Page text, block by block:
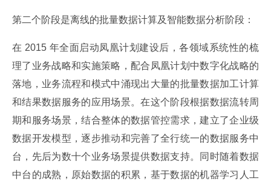
第二个阶段是离线的批量数据计算及智能数据分析阶段：
在 2015 年全面启动凤凰计划建设后，各领域系统性的梳
理了业务战略和实施策略，配合凤凰计划中数字化战略的
落地，业务流程和模式中涌现出大量的批量数据加工计算
和结果数据服务的应用场景。在这个阶段根据数据流转周
期和服务场景，结合整体的数据管控需求，建立了企业级
数据开发模型，逐步推动和完善了全行统一的数据服务中
台，先后为数十个业务场景提供数据支持。同时随着数据
中台的成熟，原始数据的积累，基于数据的机器学习人工